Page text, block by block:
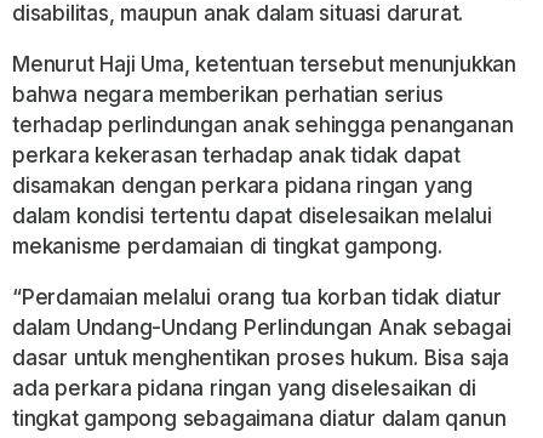
disabilitas, maupun anak dalam situasi darurat.
Menurut Haji Uma, ketentuan tersebut menunjukkan
bahwa negara memberikan perhatian serius
terhadap perlindungan anak sehingga penanganan
perkara kekerasan terhadap anak tidak dapat
disamakan dengan perkara pidana ringan yang
dalam kondisi tertentu dapat diselesaikan melalui
mekanisme perdamaian di tingkat gampong.
“Perdamaian melalui orang tua korban tidak diatur
dalam Undang-Undang Perlindungan Anak sebagai
dasar untuk menghentikan proses hukum. Bisa saja
ada perkara pidana ringan yang diselesaikan di
tingkat gampong sebagaimana diatur dalam qanun